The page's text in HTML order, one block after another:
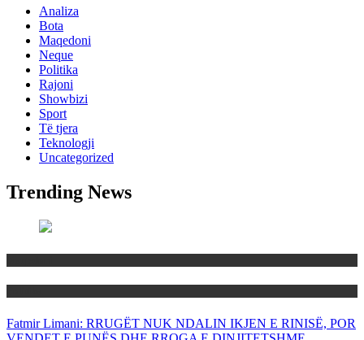
Analiza
Bota
Maqedoni
Neque
Politika
Rajoni
Showbizi
Sport
Të tjera
Teknologji
Uncategorized
Trending News
Fatmir Limani: RRUGËT NUK NDALIN IKJEN E RINISË, POR